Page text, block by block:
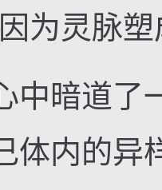
灵脉塑
暗道了
体内的异